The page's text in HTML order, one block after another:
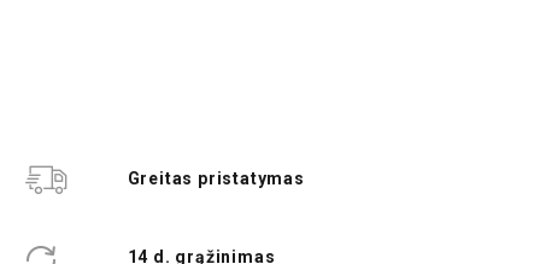
Greitas pristatymas
14 d. grąžinimas